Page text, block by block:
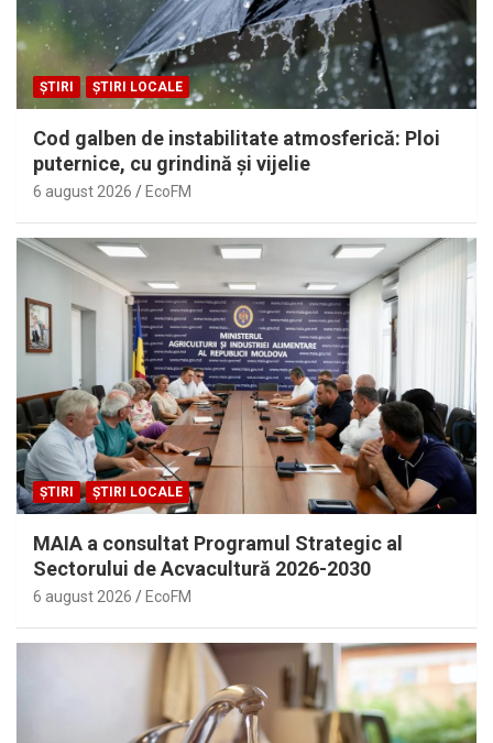
ȘTIRI ȘTIRI LOCALE
Cod galben de instabilitate atmosferică: Ploi
puternice, cu grindină și vijelie
6 august 2026 EcoFM
ȘTIRI ȘTIRI LOCALE
MAIA a consultat Programul Strategic al
Sectorului de Acvacultură 2026-2030
6 august 2026 EcoFM